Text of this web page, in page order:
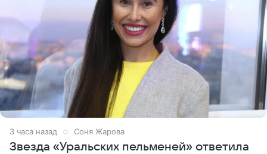
3 часа назад Соня Жарова
Звезда «Уральских пельменей» ответила